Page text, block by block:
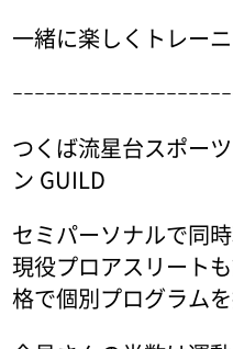
一緒に楽しくトレー
ｰｰｰｰｰｰｰｰｰｰｰｰｰｰｰｰｰｰｰ
つくば流星台スポー
ン GUILD
セミパーソナルで同時
現役プロアスリート
格で個別プログラム